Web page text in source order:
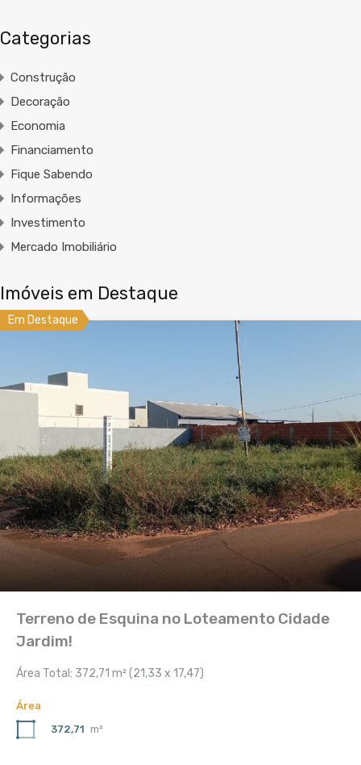
Categorias
Construção
Decoração
Economia
Financiamento
Fique Sabendo
Informações
Investimento
Mercado Imobiliário
Imóveis em Destaque
Em Destaque
Terreno de Esquina no Loteamento Cidade
Jardim!
Área Total: 372,71 m² (21,33 x 17,47)
Área
372,71 m²